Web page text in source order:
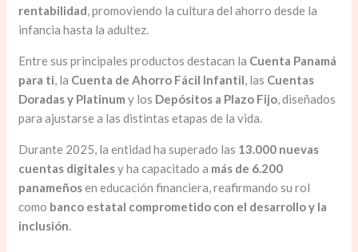
rentabilidad, promoviendo la cultura del ahorro desde la
infancia hasta la adultez.
Entre sus principales productos destacan la Cuenta Panamá
para ti, la Cuenta de Ahorro Fácil Infantil, las Cuentas
Doradas y Platinum y los Depósitos a Plazo Fijo, diseñados
para ajustarse a las distintas etapas de la vida.
Durante 2025, la entidad ha superado las 13.000 nuevas
cuentas digitalesy ha capacitado a más de 6.200
panameñosen educación financiera, reafirmando su rol
como banco estatal comprometido con el desarrollo y la
inclusión.